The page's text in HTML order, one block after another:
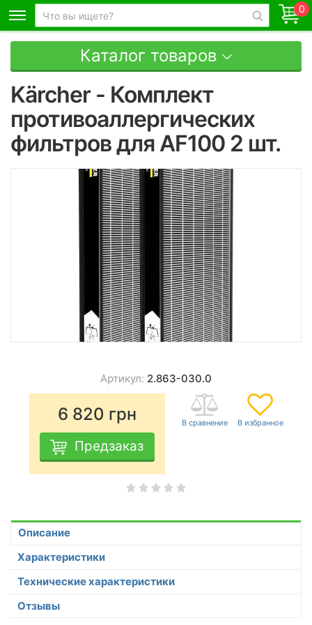
0
Каталог товаров
Kärcher - Комплект
противоаллергических
фильтров для AF100 2 шт.
Артикул: 2.863-030.0
6 820 грн
Предзаказ
Описание
Характеристики
Технические характеристики
Отзывы